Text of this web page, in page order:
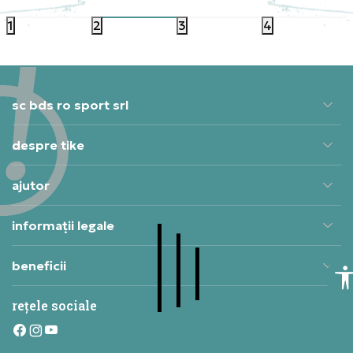
1 2 3 4
sc bds ro sport srl
despre tike
ajutor
informații legale
beneficii
rețele sociale